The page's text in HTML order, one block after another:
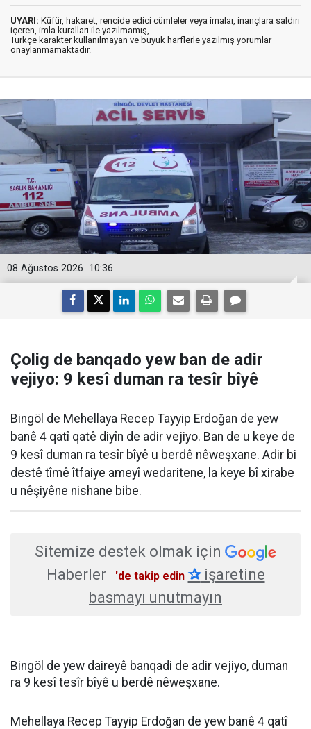
UYARI: Küfür, hakaret, rencide edici cümleler veya imalar, inançlara saldırı
içeren, imla kuralları ile yazılmamış,
Türkçe karakter kullanılmayan ve büyük harflerle yazılmış yorumlar
onaylanmamaktadır.
10:36
08 Ağustos 2026
Çolig de banqado yew ban de adir
vejiyo: 9 kesî duman ra tesîr bîyê
Bingöl de Mehellaya Recep Tayyip Erdoğan de yew
banê 4 qatî qatê diyîn de adir vejiyo. Ban de u keye de
9 kesî duman ra tesîr bîyê u berdê nêweşxane. Adir bi
destê tîmê îtfaiye ameyî wedaritene, la keye bî xirabe
u nêşiyêne nishane bibe.
Sitemize destek olmak için
Haberler
'de takip edin ✰işaretine
basmayı unutmayın
Bingöl de yew daireyê banqadi de adir vejiyo, duman
ra 9 kesî tesîr bîyê u berdê nêweşxane.
Mehellaya Recep Tayyip Erdoğan de yew banê 4 qatî